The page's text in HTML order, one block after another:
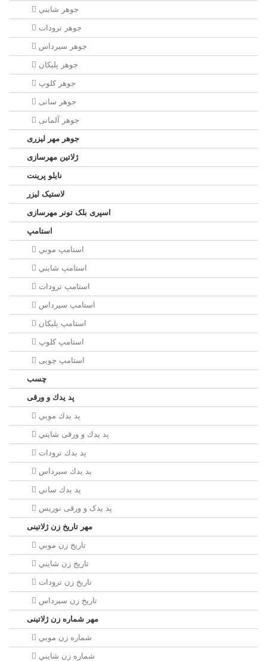
جوهر شايني
جوهر ترودات
جوهر سيرداس
جوهر پلیکان
جوهر کلوپ
جوهر سانی
جوهر آلمانی
جوهر مهر لیزری
ژلاتين مهرسازی
نایلو پرینت
لاستیک لیزر
اسپری بلک تونر مهرسازی
استامپ
استامپ موبي
استامپ شايني
استامپ ترودات
استامپ سيرداس
استامپ پلیکان
استامپ کلوپ
استامپ چوبی
چسب
پد يدك و ورقی
پد يدك موبي
پد يدك و ورقی شايني
پد يدك ترودات
پد يدك سيرداس
پد يدك ساني
پد یدک و ورقی نوریس
مهر تاريخ زن ژلاتینی
تاريخ زن موبي
تاريخ زن شايني
تاريخ زن ترودات
تاريخ زن سيرداس
مهر شماره زن ژلاتینی
شماره زن موبي
شماره زن شايني